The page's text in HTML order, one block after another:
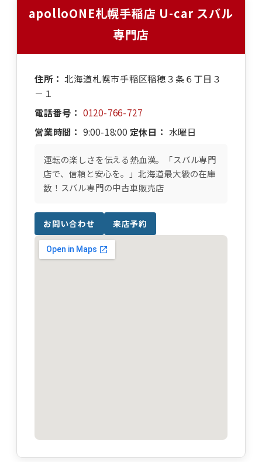
apolloONE札幌手稲店 U-car スバル
専門店
住所：北海道札幌市手稲区稲穂３条６丁目３
－１
電話番号： 0120-766-727
営業時間： 9:00-18:00 定休日： 水曜日
運転の楽しさを伝える熱血漢。「スバル専門
店で、信頼と安心を。」北海道最大級の在庫
数！スバル専門の中古車販売店
お問い合わせ 来店予約